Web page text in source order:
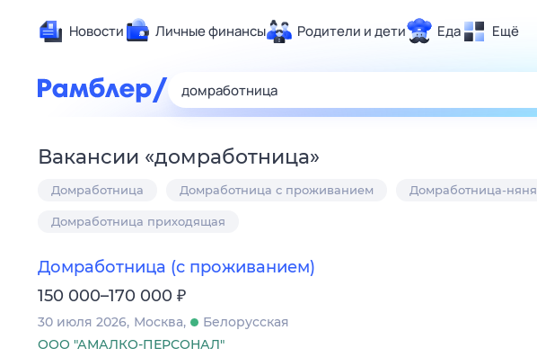
Новости Личные финансы Родители и дети Еда Ещё
Развлечения и отдых
Карьера
Вакансии «домработница»
Домработница Домработница с проживанием Домработница-няня
Домработница приходящая
Домработница (с проживанием)
150 000–170 000 ₽
30 июля 2026 Москва
Белорусская
ООО "АМАЛКО-ПЕРСОНАЛ"